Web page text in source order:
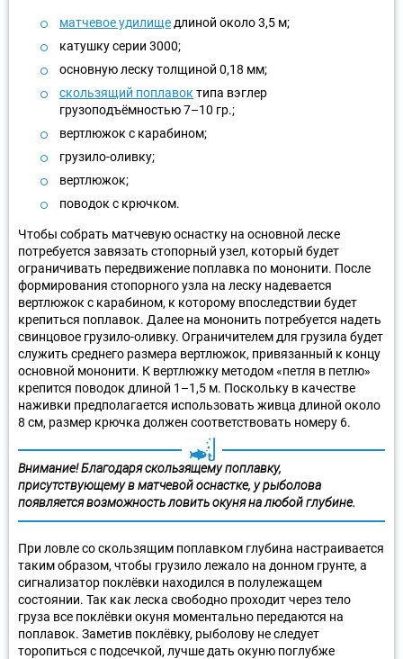
матчевое удилище длиной около 3,5 м;
катушку серии 3000;
основную леску толщиной 0,18 мм;
скользящий поплавок типа вэглер
грузоподъёмностью 7–10 гр.;
вертлюжок с карабином;
грузило-оливку;
вертлюжок;
поводок с крючком.
Чтобы собрать матчевую оснастку на основной леске
потребуется завязать стопорный узел, который будет
ограничивать передвижение поплавка по мононити. После
формирования стопорного узла на леску надевается
вертлюжок с карабином, к которому впоследствии будет
крепиться поплавок. Далее на мононить потребуется надеть
свинцовое грузило-оливку. Ограничителем для грузила будет
служить среднего размера вертлюжок, привязанный к концу
основной мононити. К вертлюжку методом «петля в петлю»
крепится поводок длиной 1–1,5 м. Поскольку в качестве
наживки предполагается использовать живца длиной около
8 см, размер крючка должен соответствовать номеру 6.
Внимание! Благодаря скользящему поплавку,
присутствующему в матчевой оснастке, у рыболова
появляется возможность ловить окуня на любой глубине.
При ловле со скользящим поплавком глубина настраивается
таким образом, чтобы грузило лежало на донном грунте, а
сигнализатор поклёвки находился в полулежащем
состоянии. Так как леска свободно проходит через тело
груза все поклёвки окуня моментально передаются на
поплавок. Заметив поклёвку, рыболову не следует
торопиться с подсечкой, лучше дать окуню поглубже